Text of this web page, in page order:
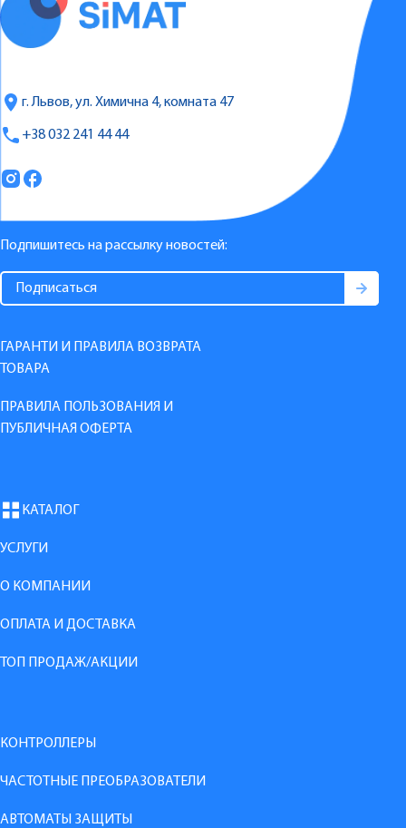
г. Львов, ул. Химична 4, комната 47
+38 032 241 44 44
Подпишитесь на рассылку новостей:
ГАРАНТИ И ПРАВИЛА ВОЗВРАТА
ТОВАРА
ПРАВИЛА ПОЛЬЗОВАНИЯ И
ПУБЛИЧНАЯ ОФЕРТА
КАТАЛОГ
УСЛУГИ
О КОМПАНИИ
ОПЛАТА И ДОСТАВКА
ТОП ПРОДАЖ/АКЦИИ
КОНТРОЛЛЕРЫ
ЧАСТОТНЫЕ ПРЕОБРАЗОВАТЕЛИ
АВТОМАТЫ ЗАЩИТЫ